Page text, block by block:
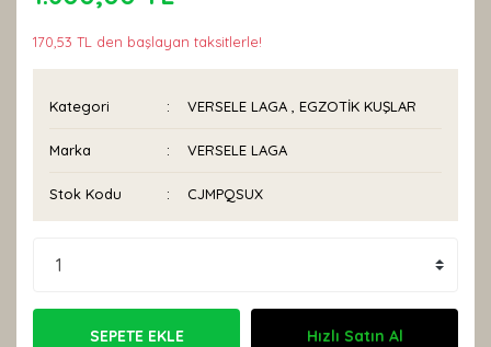
170,53 TL den başlayan taksitlerle!
Kategori VERSELE LAGA ,EGZOTİK KUŞLAR
Marka VERSELE LAGA
Stok Kodu CJMPQSUX
SEPETE EKLE Hızlı Satın Al